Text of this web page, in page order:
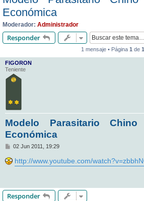
Económica
Moderador: Administrador
Responder
1 mensaje • Página 1 de 1
FIGORON
Teniente
Modelo Parasitario
Económica
M
n
s
02 Jun 2011, 19:29
http://www.youtube.com/
Responder